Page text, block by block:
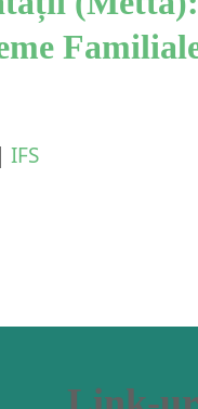
| IFS